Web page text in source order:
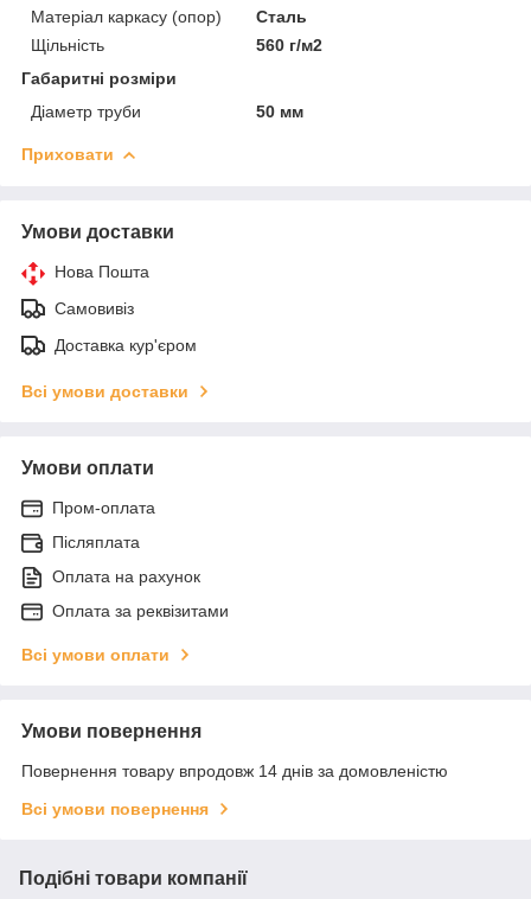
Матеріал каркасу (опор)
Сталь
Щільність
560 г/м2
Габаритні розміри
Діаметр труби
50 мм
Приховати
Умови доставки
Нова Пошта
Самовивіз
Доставка кур'єром
Всі умови доставки
Умови оплати
Пром-оплата
Післяплата
Оплата на рахунок
Оплата за реквізитами
Всі умови оплати
Умови повернення
Повернення товару впродовж 14 днів за домовленістю
Всі умови повернення
Подібні товари компанії